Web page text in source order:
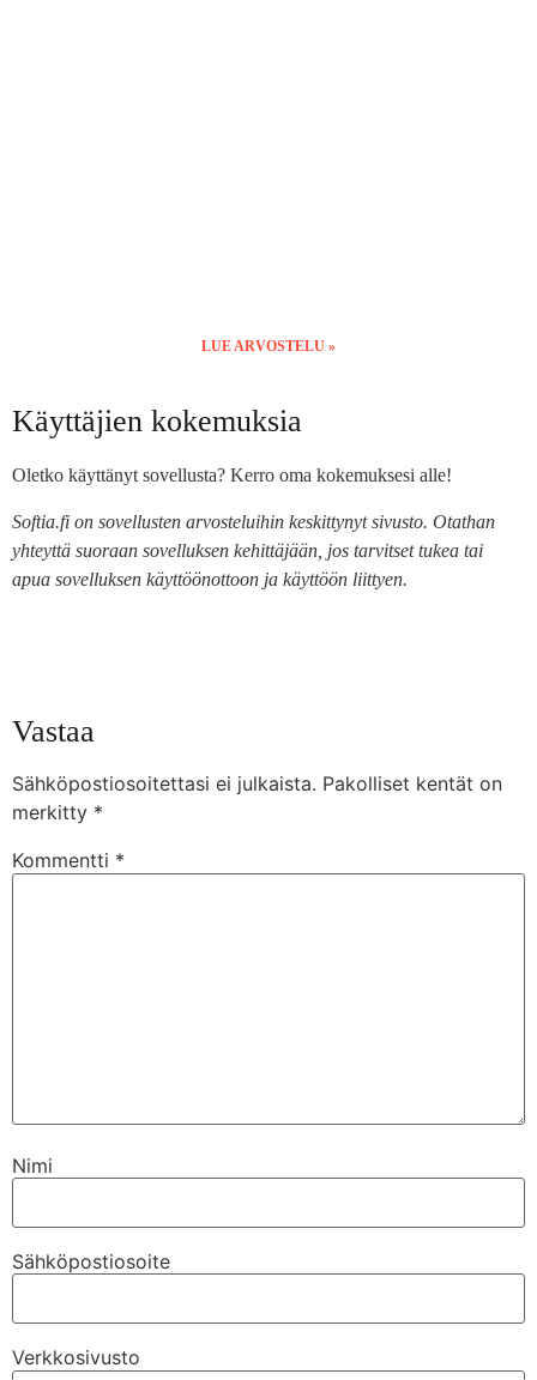
LUE ARVOSTELU »
Käyttäjien kokemuksia
Oletko käyttänyt sovellusta? Kerro oma kokemuksesi alle!
Softia.fi on sovellusten arvosteluihin keskittynyt sivusto. Otathan
yhteyttä suoraan sovelluksen kehittäjään, jos tarvitset tukea tai
apua sovelluksen käyttöönottoon ja käyttöön liittyen.
Vastaa
Sähköpostiosoitettasi ei julkaista. Pakolliset kentät on
merkitty *
Kommentti *
Nimi
Sähköpostiosoite
Verkkosivusto